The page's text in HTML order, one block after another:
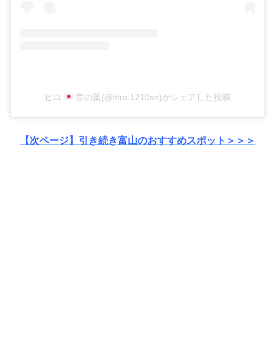
ヒロ 言の葉(@hiro.1210sn)がシェアした投稿
【次ページ】引き続き富山のおすすめスポット＞＞＞